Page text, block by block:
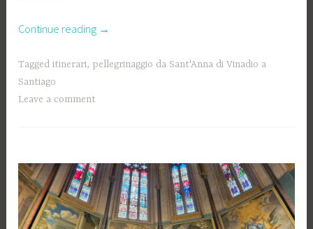
Continue reading “Quando
strada
mio
ingresso
a
Lourdes”
→
Taggeditinerari, pellegrinaggio da Sant'Anna di Vinadio a
Santiago
Leave a comment